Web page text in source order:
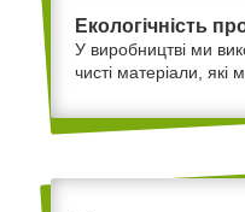
Екологічність
У виробництві ми
чисті матеріали, які